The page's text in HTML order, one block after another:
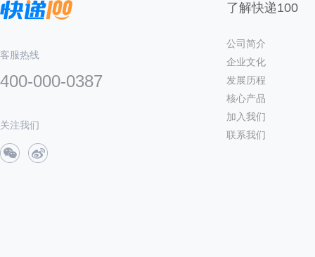
客服热线
400-000-0387
关注我们
了解快递100
公司简介
企业文化
发展历程
核心产品
加入我们
联系我们